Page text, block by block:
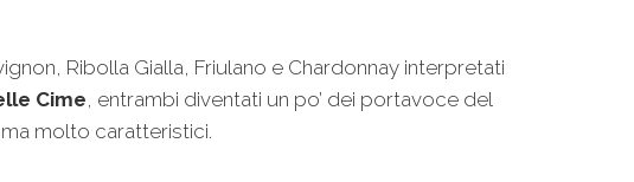
Ribolla Gialla, Friulano e Chardonnay interpretati
Cime, entrambi diventati un po’ dei portavoce del
molto caratteristici.